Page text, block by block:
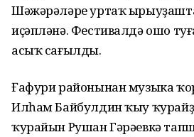
Шәжәрәләре уртаҡ
иҫәпләнә. Фестивалдә ошо
асыҡ сағылды.
Ғафури районынан музыка
Илһам Байбулдин ҡыу
ҡурайын Рушан Гәрәевкә